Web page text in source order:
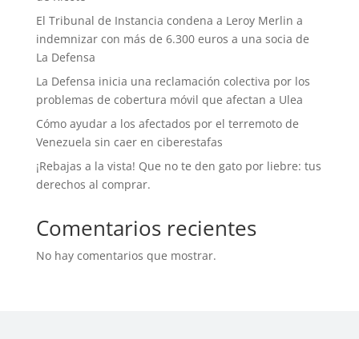
El Tribunal de Instancia condena a Leroy Merlin a
indemnizar con más de 6.300 euros a una socia de
La Defensa
La Defensa inicia una reclamación colectiva por los
problemas de cobertura móvil que afectan a Ulea
Cómo ayudar a los afectados por el terremoto de
Venezuela sin caer en ciberestafas
¡Rebajas a la vista! Que no te den gato por liebre: tus
derechos al comprar.
Comentarios recientes
No hay comentarios que mostrar.